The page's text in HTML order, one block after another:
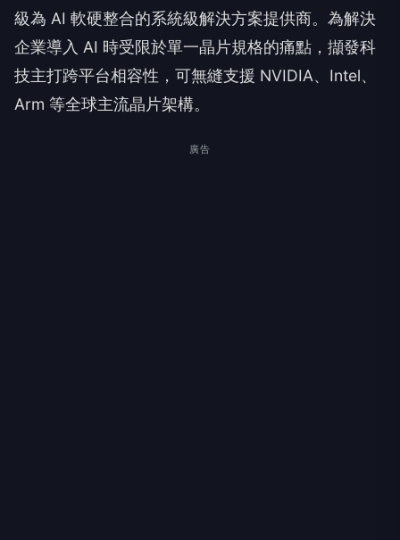
級為 AI 軟硬整合的系統級解決方案提供商。為解決
企業導入 AI 時受限於單一晶片規格的痛點，擷發科
技主打跨平台相容性，可無縫支援 NVIDIA、Intel、
Arm 等全球主流晶片架構。
廣告